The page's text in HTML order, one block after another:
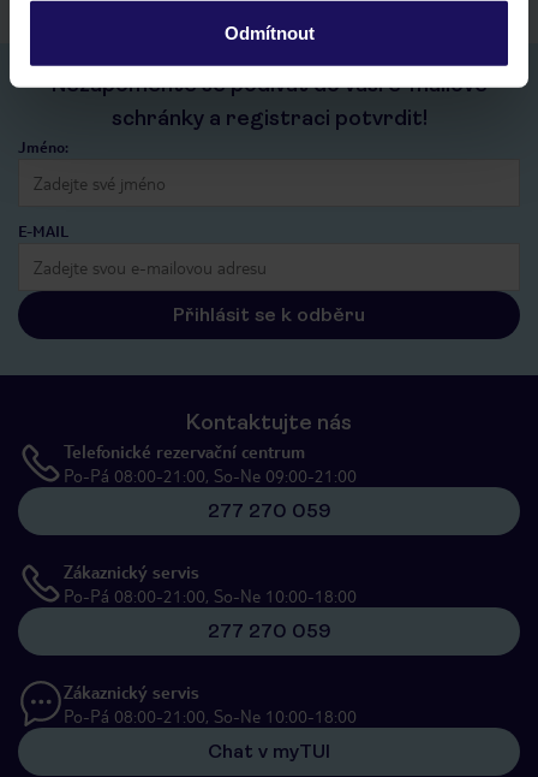
Odmítnout
Nezapomeňte se podívat do vaší e-mailové
schránky a registraci potvrdit!
Jméno:
E-MAIL
Přihlásit se k odběru
Kontaktujte nás
Telefonické rezervační centrum
Po-Pá 08:00-21:00, So-Ne 09:00-21:00
277 270 059
Zákaznický servis
Po-Pá 08:00-21:00, So-Ne 10:00-18:00
277 270 059
Zákaznický servis
Po-Pá 08:00-21:00, So-Ne 10:00-18:00
Chat v myTUI